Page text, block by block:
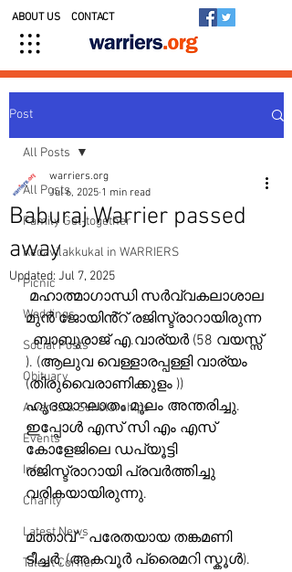
ABOUT US CONTACT
Post
All Posts
Family Get-together
Kedavilakkukal in WARRIERS
Picnic
Weddings
Social Posts
Obituary
Awards & Scholarships
Events
Info
Charity
Latest News
Talent Corner
All Posts
Baburaj Warrier passed
away
warriers.org
Jul 6, 2025 1 min read
Updated: Jul 7, 2025
മുൻ ജോയിൻ്റ് രജിസ്ട്രാറായിരുന്ന
  ബാബുരാജ് എ.വാര്യർ (58 വയസ്സ്
). (ആലുവ വെള്ളാരപ്പള്ളി വാര്യം
(തിരുവൈരാണിക്കുളം ))
ഹൃദയാഘാതം മൂലം അന്തരിച്ചു.
ഇപ്പോൾ എസ് സി എം എസ്
കോളേജിലെ ഡപ്യൂട്ടി
രജിസ്ട്രാറായി പ്രവർത്തിച്ചു
വരികയായിരുന്നു.
മാതാവ് - പരേതയായ തങ്കമണി
ടീച്ചർ, (അകവൂർ പ്രൈമറി സ്കൂൾ).